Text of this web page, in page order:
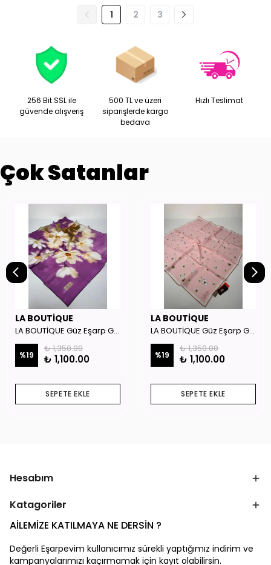
1 2 3
256 Bit SSL ile
güvende alışveriş
500 TL ve üzeri
siparişlerde kargo
bedava
Hızlı Teslimat
Çok Satanlar
LA BOUTİQUE
LA BOUTİQUE Güz Eşarp GYSE262908
%19
₺ 1,350.00
₺ 1,100.00
SEPETE EKLE
LA BOUTİQUE
LA BOUTİQUE Güz Eşarp GYSE130804
%19
₺ 1,350.00
₺ 1,100.00
SEPETE EKLE
Hesabım
Katagoriler
AİLEMİZE KATILMAYA NE DERSİN ?
Değerli Eşarpevim kullanıcımız sürekli yaptığımız indirim ve
kampanyalarımızı kaçırmamak için kayıt olabilirsin.